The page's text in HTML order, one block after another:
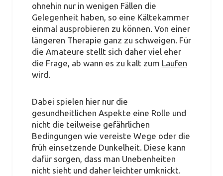
ohnehin nur in wenigen Fällen die
Gelegenheit haben, so eine Kältekammer
einmal ausprobieren zu können. Von einer
längeren Therapie ganz zu schweigen. Für
die Amateure stellt sich daher viel eher
die Frage, ab wann es zu kalt zum Laufen
wird.
Dabei spielen hier nur die
gesundheitlichen Aspekte eine Rolle und
nicht die teilweise gefährlichen
Bedingungen wie vereiste Wege oder die
früh einsetzende Dunkelheit. Diese kann
dafür sorgen, dass man Unebenheiten
nicht sieht und daher leichter umknickt.